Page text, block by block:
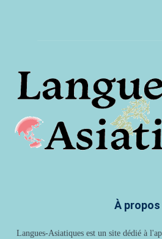
À propos
Langues-Asiatiques est un site dédié à